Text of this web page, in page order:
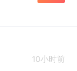
10小时前